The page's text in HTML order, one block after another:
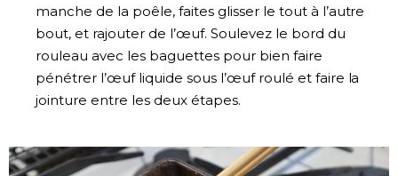
manche de la poêle, faites glisser le tout à l’autre
bout, et rajouter de l’œuf. Soulevez le bord du
rouleau avec les baguettes pour bien faire
pénétrer l’œuf liquide sous l’œuf roulé et faire la
jointure entre les deux étapes.